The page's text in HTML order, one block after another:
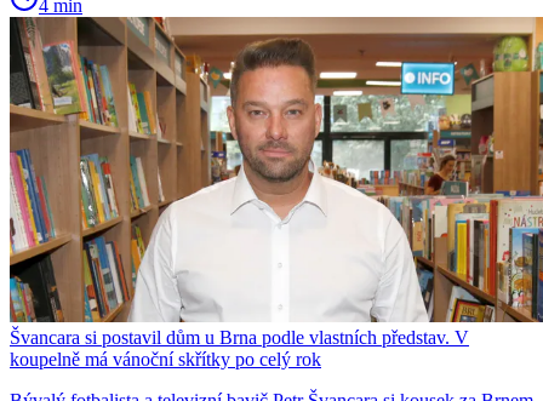
4 min
Švancara si postavil dům u Brna podle vlastních představ. V
koupelně má vánoční skřítky po celý rok